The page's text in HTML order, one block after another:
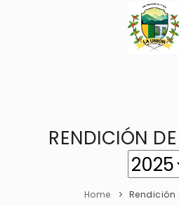
RESEÑA HISTÓRICA
GESTIÓN Y PRESUPUESTO
RENDICIÓN
Home Rendición